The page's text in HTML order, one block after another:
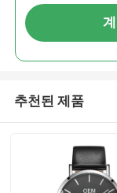
추천된 제품